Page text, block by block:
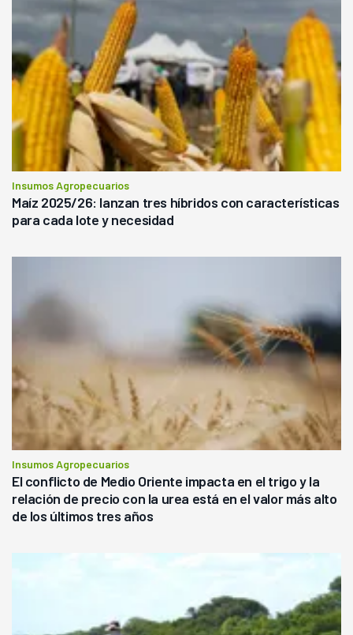
Insumos Agropecuarios
Maíz 2025/26: lanzan tres híbridos con características
para cada lote y necesidad
Insumos Agropecuarios
El conflicto de Medio Oriente impacta en el trigo y la
relación de precio con la urea está en el valor más alto
de los últimos tres años